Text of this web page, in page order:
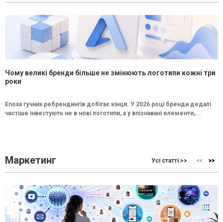
Чому великі бренди більше не змінюють логотипи кожні три
роки
Епоха гучних ребрендингів добігає кінця. У 2026 році бренди дедалі
частіше інвестують не в нові логотипи, а у впізнавані елементи,...
Маркетинг Усі статті >>